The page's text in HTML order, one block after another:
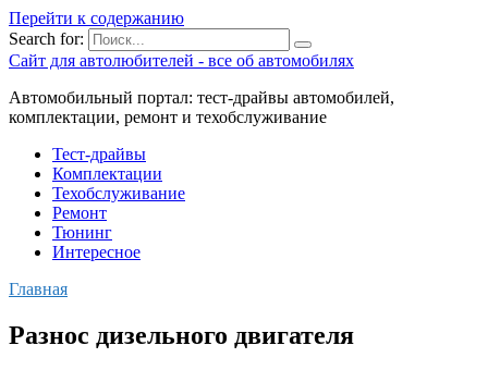
Перейти к содержанию
Search for:
Сайт для автолюбителей - все об автомобилях
Автомобильный портал: тест-драйвы автомобилей,
комплектации, ремонт и техобслуживание
Тест-драйвы
Комплектации
Техобслуживание
Ремонт
Тюнинг
Интересное
Главная
Разнос дизельного двигателя